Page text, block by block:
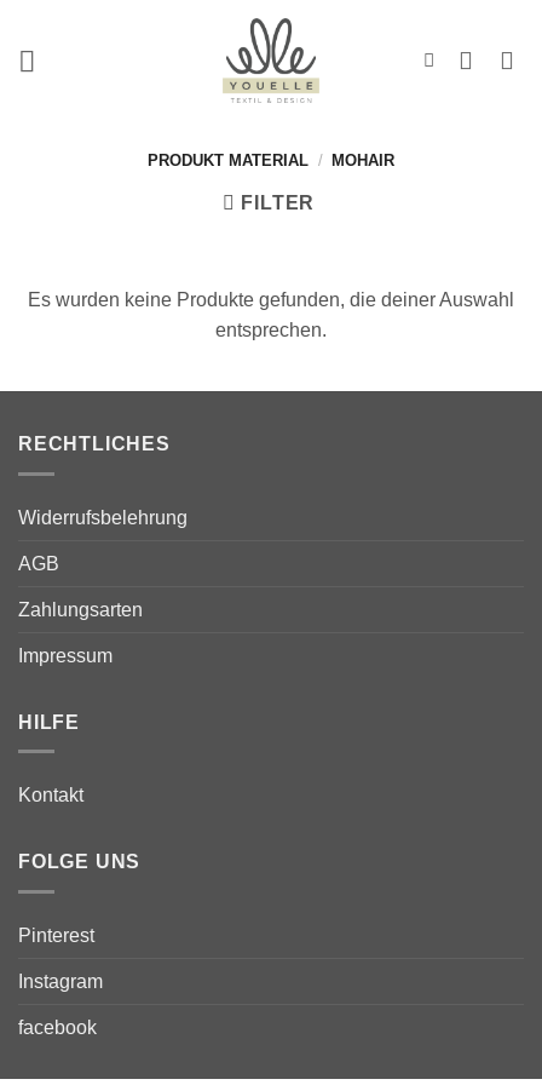
springen
PRODUKT MATERIAL / MOHAIR
FILTER
Es wurden keine Produkte gefunden, die deiner Auswahl
entsprechen.
RECHTLICHES
Widerrufsbelehrung
AGB
Zahlungsarten
Impressum
HILFE
Kontakt
FOLGE UNS
Pinterest
Instagram
facebook